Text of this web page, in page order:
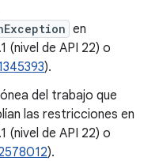
en
(nivel de API 22) o
).
del trabajo que
las restricciones en
(nivel de API 22) o
).